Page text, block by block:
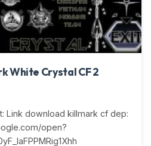
White Crystal CF 2
Link download killmark cf dep:
open?